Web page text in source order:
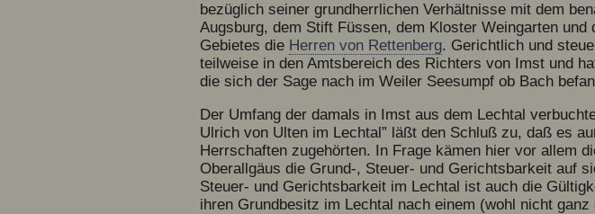
bezüglich seiner grundherrlichen Verhältnisse mit dem
Augsburg, dem Stift Füssen, dem Kloster Weingarten
Gebietes die Herren von Rettenberg. Gerichtlich und
teilweise in den Amtsbereich des Richters von Imst und
die sich der Sage nach im Weiler Seesumpf ob Bach
Der Umfang der damals in Imst aus dem Lechtal
Ulrich von Ulten im Lechtal” läßt den Schluß zu, daß es
Herrschaften zugehörten. In Frage kämen hier vor allem
Oberallgäus die Grund-, Steuer- und Gerichtsbarkeit auf
Steuer- und Gerichtsbarkeit im Lechtal ist auch die
ihren Grundbesitz im Lechtal nach einem (wohl nicht